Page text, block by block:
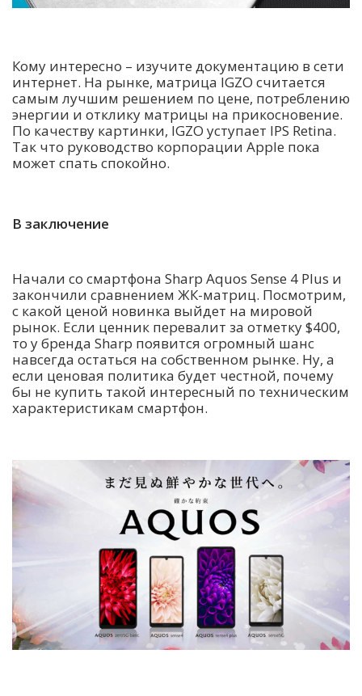
Кому интересно – изучите документацию в сети
интернет. На рынке, матрица IGZO считается
самым лучшим решением по цене, потреблению
энергии и отклику матрицы на прикосновение.
По качеству картинки, IGZO уступает IPS Retina.
Так что руководство корпорации Apple пока
может спать спокойно.
В заключение
Начали со смартфона Sharp Aquos Sense 4 Plus и
закончили сравнением ЖК-матриц. Посмотрим,
с какой ценой новинка выйдет на мировой
рынок. Если ценник перевалит за отметку $400,
то у бренда Sharp появится огромный шанс
навсегда остаться на собственном рынке. Ну, а
если ценовая политика будет честной, почему
бы не купить такой интересный по техническим
характеристикам смартфон.